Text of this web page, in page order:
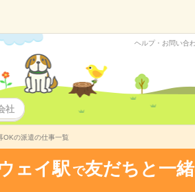
ヘルプ・お問い合
社
OKの派遣の仕事一覧
ェイ駅 で友だちと一